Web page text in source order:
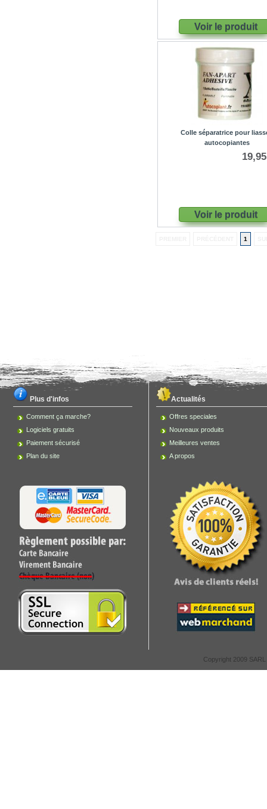
Voir le produit
Colle séparatrice pour
autocopiantes
Voir le produit
1
Plus d'infos
Comment ça marche?
Logiciels gratuits
Paiement sécurisé
Plan du site
Actualités
Offres speciales
Nouveaux produits
Meilleures ventes
A propos
Copyright 2009